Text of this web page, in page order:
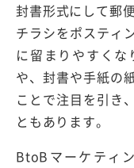
封書形式にして郵
チラシをポスティ
に留まりやすく
や、封書や手紙の
ことで注目を引き
ともあります。
BtoBマーケティ